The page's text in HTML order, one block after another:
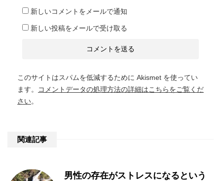
新しいコメントをメールで通知
新しい投稿をメールで受け取る
このサイトはスパムを低減するために Akismet を使ってい
ます。
コメントデータの処理方法の詳細はこちらをご覧くだ
さい。
関連記事
男性の存在がストレスになるという